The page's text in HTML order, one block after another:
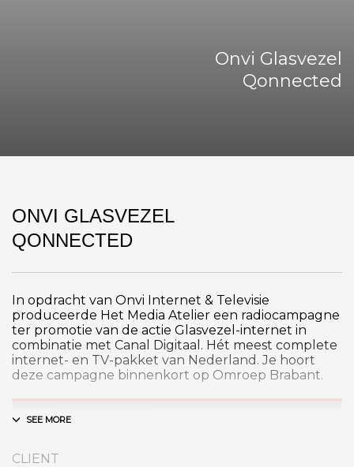
Onvi Glasvezel
Qonnected
ONVI GLASVEZEL
QONNECTED
In opdracht van Onvi Internet & Televisie
produceerde Het Media Atelier een radiocampagne
ter promotie van de actie Glasvezel-internet in
combinatie met Canal Digitaal. Hét meest complete
internet- en TV-pakket van Nederland. Je hoort
deze campagne binnenkort op Omroep Brabant.
CLIENT